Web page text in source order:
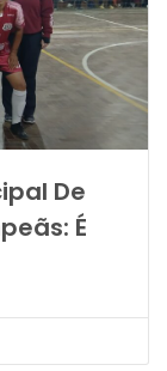
De
É